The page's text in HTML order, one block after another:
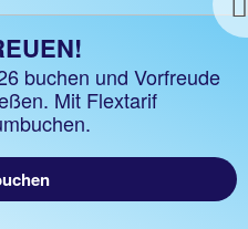
deinen Familienurlaub
buchen und Vorfreude
Mit Flextarif